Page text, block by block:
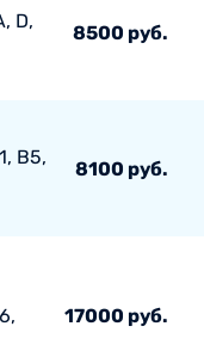
D,
8500 руб.
B5,
8100 руб.
17000 руб.